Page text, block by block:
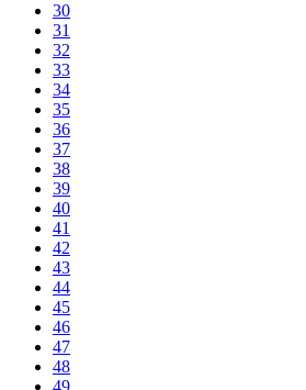
30
31
32
33
34
35
36
37
38
39
40
41
42
43
44
45
46
47
48